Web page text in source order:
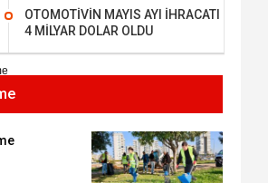
OTOMOTİVİN MAYIS AYI İHRACATI
4 MİLYAR DOLAR OLDU
tarımla para
27 Mayıs 1960